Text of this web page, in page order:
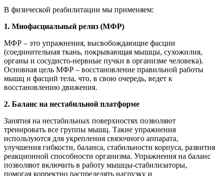
В физической реабилитации мы применяем:
1. Миофасциальный релиз (МФР)
МФР – это упражнения, высвобождающие фасции
(соединительная ткань, покрывающая мышцы, сухожилия,
органы и сосудисто-нервные пучки в организме человека).
Основная цель МФР – восстановление правильной работы
мышц и фасций тела, что, в свою очередь, ведет к
восстановлению движения.
2. Баланс на нестабильной платформе
Занятия на нестабильных поверхностях позволяют
тренировать все группы мышц. Такие упражнения
используются для укрепления связочного аппарата,
улучшения гибкости, баланса, стабильности корпуса, развития
реакционной способности организма. Упражнения на баланс
позволяют включить в работу мышцы-стабилизаторы,
помогая корректно распределять нагрузку и